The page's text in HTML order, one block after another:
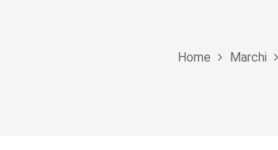
Home Marchi